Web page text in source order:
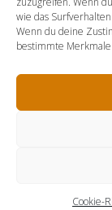
wie das
Wenn du deine
bestimmte
Cookie-